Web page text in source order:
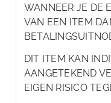
WANNEER JE DE
VAN EEN ITEM
DIT ITEM KAN
AANGETEKEND
EIGEN RISICO